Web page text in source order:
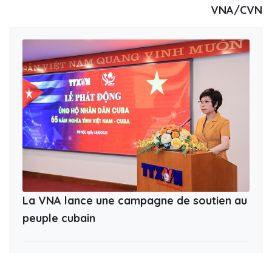
VNA/CVN
La VNA lance une campagne de soutien au
peuple cubain